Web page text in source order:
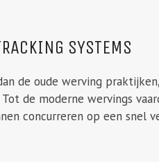
SYSTEMS
de oude werving
de moderne wervings
concurreren op een snel